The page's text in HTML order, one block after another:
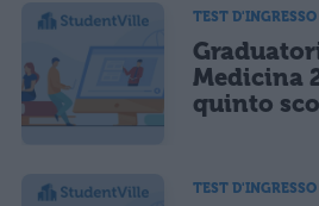
TEST D'INGRESSO
Medicina
quinto
TEST D'INGRESSO